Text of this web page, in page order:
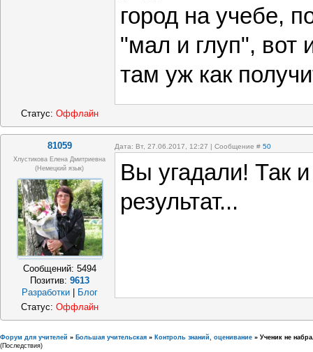
город на учебе,
"мал и глуп", вот
там уж как
Статус: Оффлайн
81059 Дата: Вт, 27.06.2017, 12:27 | Сообщение # 50
Хлустикова Елена Дмитриевна
(немецкий язык)
Сообщений: 5494
Позитив: 9613
Разработки
Блог
Вы угадали! Так
результат...
Статус: Оффлайн
Форум для учителей » Большая учительская » Контроль знаний, оценивание » Ученик не
(Последствия)